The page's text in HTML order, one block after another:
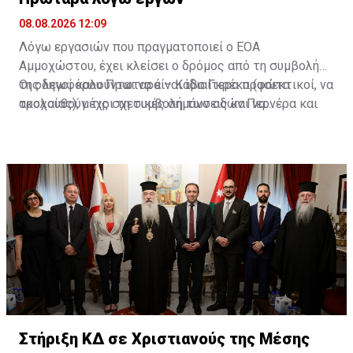
08.08.2026 12:09
Λόγω εργασιών που πραγματοποιεί ο ΕΟΑ
Αμμοχώστου, έχει κλείσει ο δρόμος από τη συμβολή
της λεωφόρου Πρωταρά – Κάβο Γκρέκο (φώτα
τροχαίας), μέχρι τη συμβολή των οδών Περνέρα και
Οι οδηγοί καλούνται να είναι ιδιαίτερα προσεκτικοί, να
ακολουθούν τις σχετικές σημάνσεις και να
Στήριξη ΚΔ σε Χριστιανούς της Μέσης